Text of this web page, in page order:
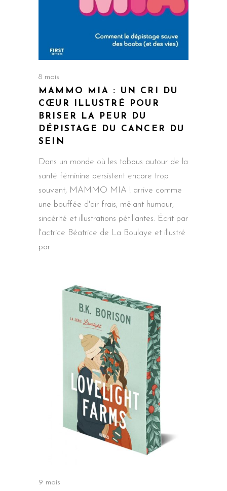
8 mois
MAMMO MIA : UN CRI DU
CŒUR ILLUSTRÉ POUR
BRISER LA PEUR DU
DÉPISTAGE DU CANCER DU
SEIN
Dans un monde où les tabous autour de la
santé féminine persistent encore trop
souvent, MAMMO MIA ! arrive comme
une bouffée d'air frais, mêlant humour,
sincérité et illustrations pétillantes. Écrit par
l'actrice Béatrice de La Boulaye et illustré
par
9 mois